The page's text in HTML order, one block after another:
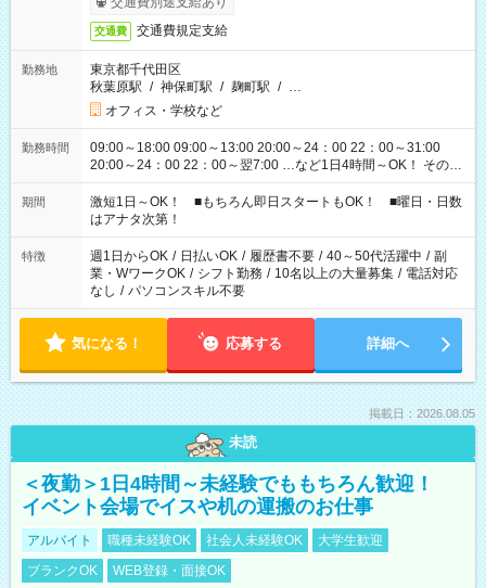
交通費 交通費規定支給
勤務地
東京都千代田区
秋葉原駅 / 神保町駅 / 麹町駅 / …
オフィス・学校など
勤務時間
09:00～18:00 09:00～13:00 20:00～24：00 22：00～31:00
20:00～24：00 22：00～翌7:00 …など1日4時間～OK！ その他
シフトもございます！ お気軽にご相談ください！
期間
激短1日～OK！ ■もちろん即日スタートもOK！ ■曜日・日数
はアナタ次第！
特徴 週1日からOK / 日払いOK / 履歴書不要 / 40～50代活躍中 / 副
業・WワークOK / シフト勤務 / 10名以上の大量募集 / 電話対応
なし / パソコンスキル不要
気になる！ 応募する 詳細へ
掲載日：2026.08.05
未読
＜夜勤＞1日4時間～未経験でももちろん歓迎！
イベント会場でイスや机の運搬のお仕事
アルバイト 職種未経験OK 社会人未経験OK
大学生歓迎
ブランクOK
WEB登録・面接OK